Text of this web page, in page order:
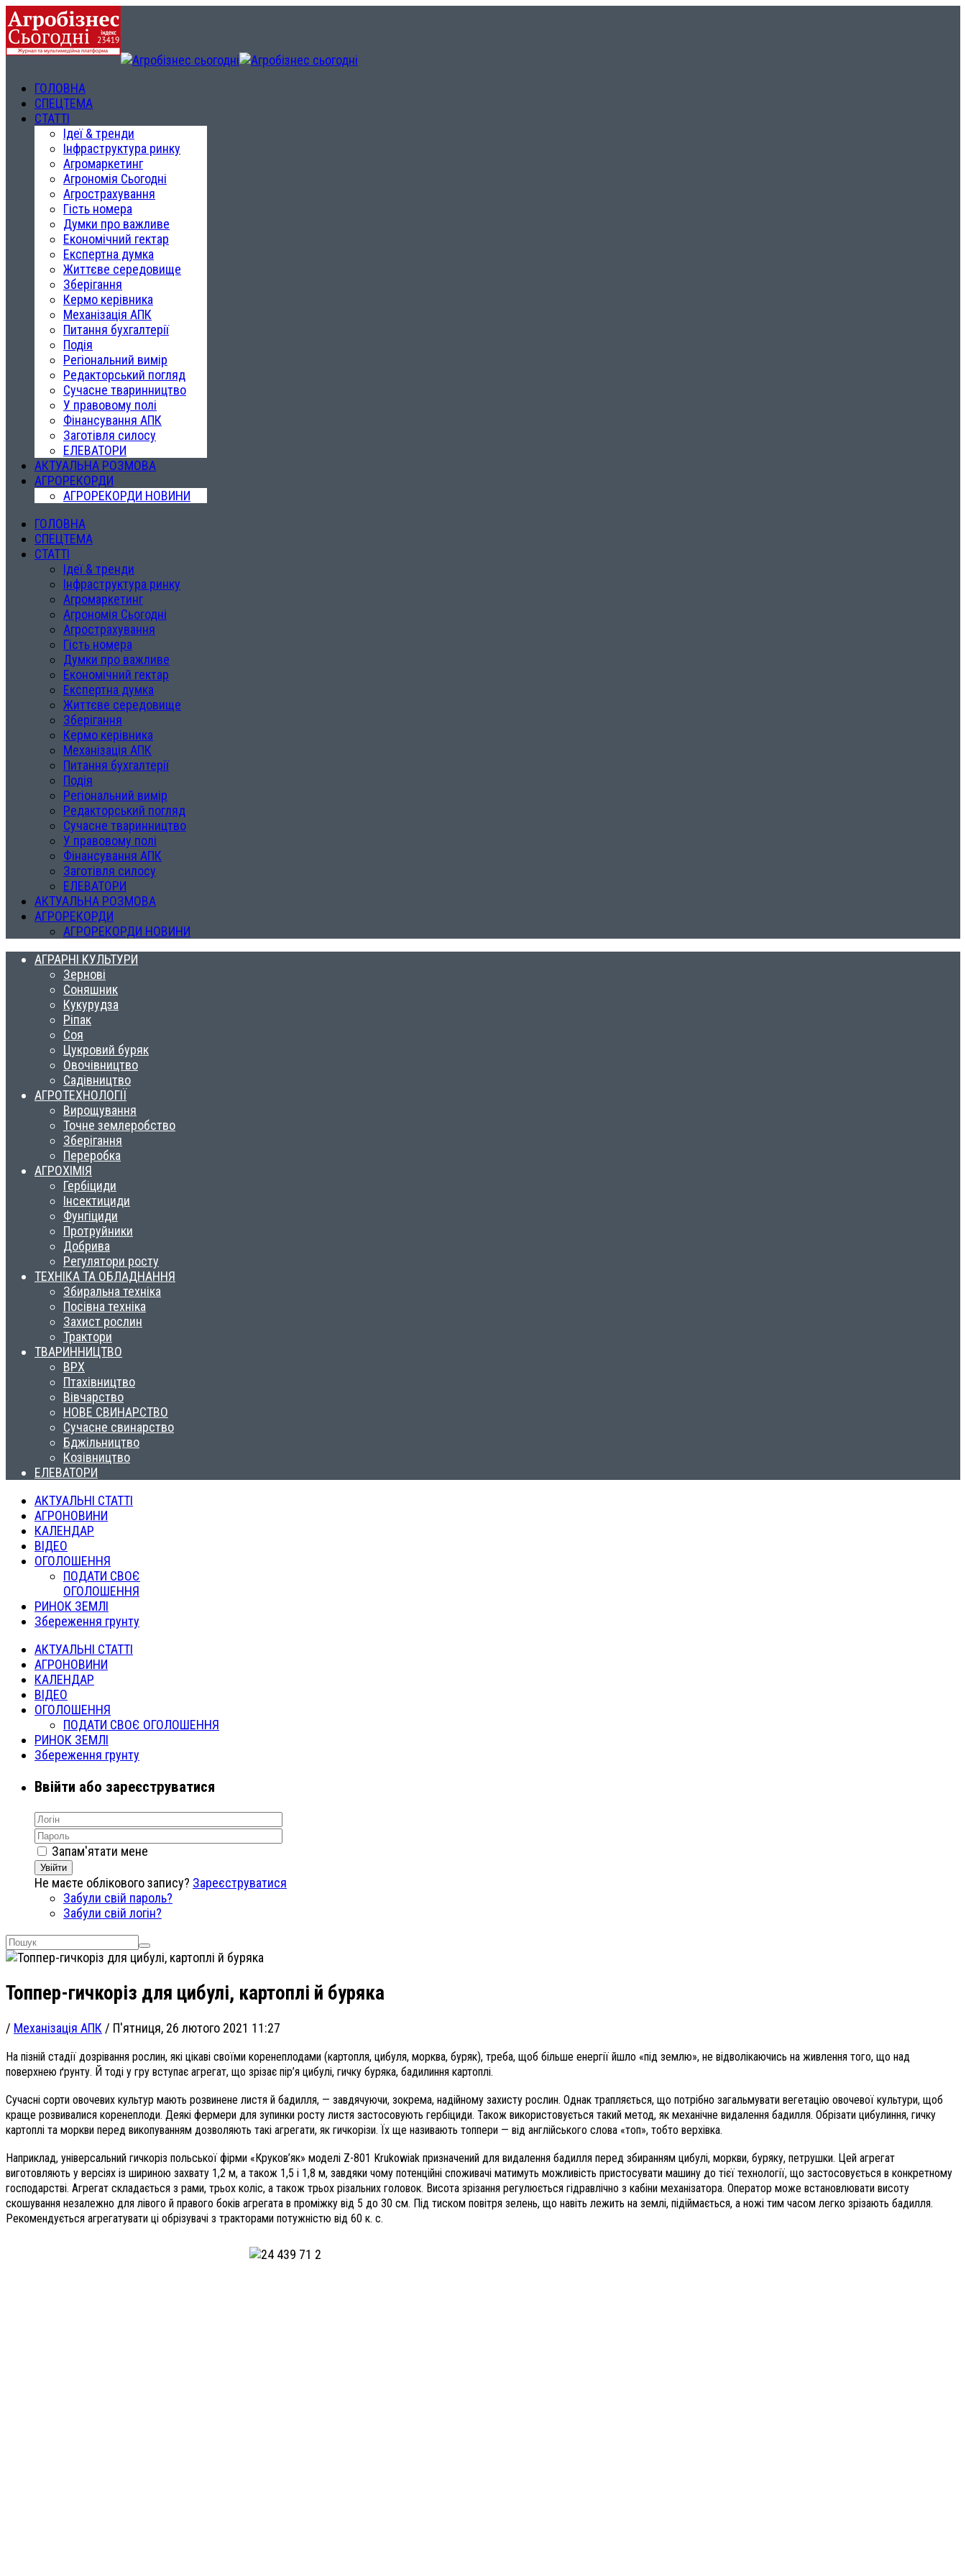
ГОЛОВНА
СПЕЦТЕМА
СТАТТІ
Ідеї & тренди
Інфраструктура ринку
Агромаркетинг
Агрономія Сьогодні
Агрострахування
Гість номера
Думки про важливе
Економічний гектар
Експертна думка
Життєве середовище
Зберігання
Кермо керівника
Механізація АПК
Питання бухгалтерії
Подія
Регіональний вимір
Редакторський погляд
Сучасне тваринництво
У правовому полі
Фінансування АПК
Заготівля силосу
ЕЛЕВАТОРИ
АКТУАЛЬНА РОЗМОВА
АГРОРЕКОРДИ
АГРОРЕКОРДИ НОВИНИ
ГОЛОВНА
СПЕЦТЕМА
СТАТТІ
Ідеї & тренди
Інфраструктура ринку
Агромаркетинг
Агрономія Сьогодні
Агрострахування
Гість номера
Думки про важливе
Економічний гектар
Експертна думка
Життєве середовище
Зберігання
Кермо керівника
Механізація АПК
Питання бухгалтерії
Подія
Регіональний вимір
Редакторський погляд
Сучасне тваринництво
У правовому полі
Фінансування АПК
Заготівля силосу
ЕЛЕВАТОРИ
АКТУАЛЬНА РОЗМОВА
АГРОРЕКОРДИ
АГРОРЕКОРДИ НОВИНИ
АГРАРНІ КУЛЬТУРИ
Зернові
Соняшник
Кукурудза
Ріпак
Соя
Цукровий буряк
Овочівництво
Садівництво
АГРОТЕХНОЛОГІЇ
Вирощування
Точне землеробство
Зберігання
Переробка
АГРОХІМІЯ
Гербіциди
Інсектициди
Фунгіциди
Протруйники
Добрива
Регулятори росту
ТЕХНІКА ТА ОБЛАДНАННЯ
Збиральна техніка
Посівна техніка
Захист рослин
Трактори
ТВАРИННИЦТВО
ВРХ
Птахівництво
Вівчарство
НОВЕ СВИНАРСТВО
Сучасне свинарство
Бджільництво
Козівництво
ЕЛЕВАТОРИ
АКТУАЛЬНІ СТАТТІ
АГРОНОВИНИ
КАЛЕНДАР
ВІДЕО
ОГОЛОШЕННЯ
ПОДАТИ СВОЄ
ОГОЛОШЕННЯ
РИНОК ЗЕМЛІ
Збереження грунту
АКТУАЛЬНІ СТАТТІ
АГРОНОВИНИ
КАЛЕНДАР
ВІДЕО
ОГОЛОШЕННЯ
ПОДАТИ СВОЄ ОГОЛОШЕННЯ
РИНОК ЗЕМЛІ
Збереження грунту
Ввійти або зареєструватися
Запам'ятати мене
Увійти
Не маєте облікового запису? Зареєструватися
Забули свій пароль?
Забули свій логін?
Топпер-гичкоріз для цибулі, картоплі й буряка
/ Механізація АПК / П'ятниця, 26 лютого 2021 11:27
На пізній стадії дозрівання рослин, які цікаві своїми коренеплодами (картопля, цибуля, морква, буряк), треба, щоб більше енергії йшло «під землю», не відволікаючись на живлення того, що над
поверхнею ґрунту. Й тоді у гру вступає агрегат, що зрізає пір’я цибулі, гичку буряка, бадилиння картоплі.
Сучасні сорти овочевих культур мають розвинене листя й бадилля, — завдячуючи, зокрема, надійному захисту рослин. Однак трапляється, що потрібно загальмувати вегетацію овочевої культури, щоб
краще розвивалися коренеплоди. Деякі фермери для зупинки росту листя застосовують гербіциди. Також використовується такий метод, як механічне видалення бадилля. Обрізати цибулиння, гичку
картоплі та моркви перед викопуванням дозволяють такі агрегати, як гичкорізи. Їх ще називають топпери — від англійського слова «топ», тобто верхівка.
Наприклад, універсальний гичкоріз польської фірми «Круков’як» моделі Z-801 Krukowiak призначений для видалення бадилля перед збиранням цибулі, моркви, буряку, петрушки. Цей агрегат
виготовляють у версіях із шириною захвату 1,2 м, а також 1,5 і 1,8 м, завдяки чому потенційні споживачі матимуть можливість пристосувати машину до тієї технології, що застосовується в конкретному
господарстві. Агрегат складається з рами, трьох коліс, а також трьох різальних головок. Висота зрізання регулюється гідравлічно з кабіни механізатора. Оператор може встановлювати висоту
скошування незалежно для лівого й правого боків агрегата в проміжку від 5 до 30 см. Під тиском повітря зелень, що навіть лежить на землі, підіймається, а ножі тим часом легко зрізають бадилля.
Рекомендується агрегатувати ці обрізувачі з тракторами потужністю від 60 к. с.